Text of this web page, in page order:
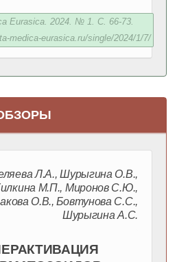
Eurasica. 2024. № 1. С. 66-73.
medica-eurasica.ru/single/2024/1/7/
Л.А., Шурыгина О.В.,
М.П., Миронов С.Ю.,
О.В., Бовтунова С.С.,
Шурыгина А.С.